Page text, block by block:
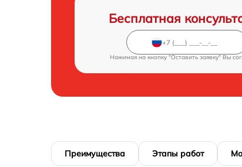
Бесплатная
Нажимая на кнопку "Оставить заявку" Вы
Преимущества Этапы работ